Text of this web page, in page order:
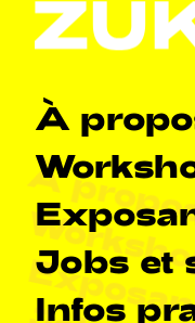
Navigation
À
À
Jobs et
Infos